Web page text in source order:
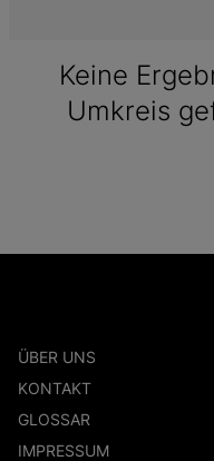
Keine
Umkreis
ÜBER UNS
KONTAKT
GLOSSAR
IMPRESSUM